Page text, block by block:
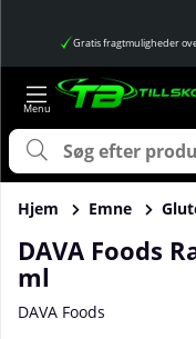
Gratis fragtmuligheder
Hjem Emne
DAVA Foods
ml
DAVA Foods